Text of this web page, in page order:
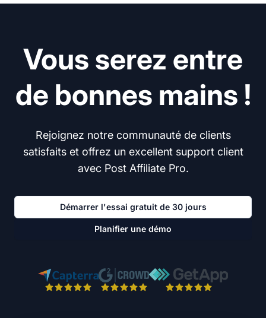
Vous serez entre
de bonnes mains !
Rejoignez notre communauté de clients
satisfaits et offrez un excellent support client
avec Post Affiliate Pro.
Démarrer l'essai gratuit de 30 jours
Planifier une démo